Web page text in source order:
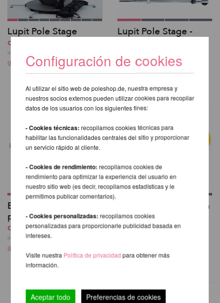
Lupit Pole Stage
desde 1.249,41 EUR
incl. 20 % I.V.A. exkl.
gastos de envio
Lupit Pole Stage -
desde 230,92 EUR
incl. 20 % I.V.A. exkl.
gastos de envio
Extensión de Barra
para Lupit Pole Stage
desde 99,83 EUR
incl. 20 % I.V.A. exkl.
gastos de envio
Aerial Cinta Adhesiva
50m
40,33 EUR
Configuración de cookies
Al utilizar el sitio web de poleshop.de, nuestra empresa y
nuestros socios externos pueden utilizar cookies para recopilar
datos de los usuarios con los siguientes fines:
- Cookies técnicas:recopilamos cookies técnicas para
habilitar las funcionalidades centrales del sitio y proporcionar
un servicio rápido al cliente.
- Cookies de rendimiento: recopilamos cookies de
rendimiento para optimizar la experiencia del usuario en
nuestro sitio web (es decir, recopilamos estadísticas y le
permitimos publicar comentarios).
- Cookies personalizadas: recopilamos cookies
personalizadas para proporcionarle publicidad basada en
intereses.
Visite nuestra Política de privacidadpara obtener más
información.
Aceptar todo Preferencias de cookies